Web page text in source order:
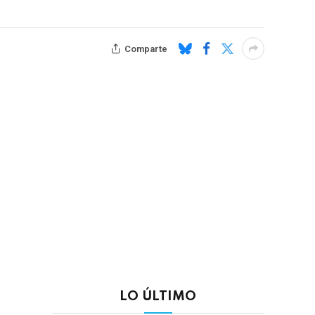
Comparte
LO ÚLTIMO